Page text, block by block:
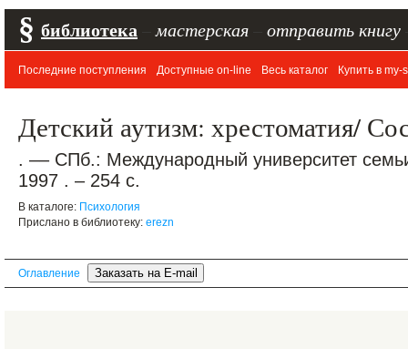
§ библиотека мастерская отправить книгу
Последние поступления Доступные on-line Весь каталог Купить в my-
Детский аутизм: хрестоматия/
. –– СПб.: Международный университет
1997 . – 254 с.
В каталоге: Психология
Прислано в библиотеку: erezn
Оглавление